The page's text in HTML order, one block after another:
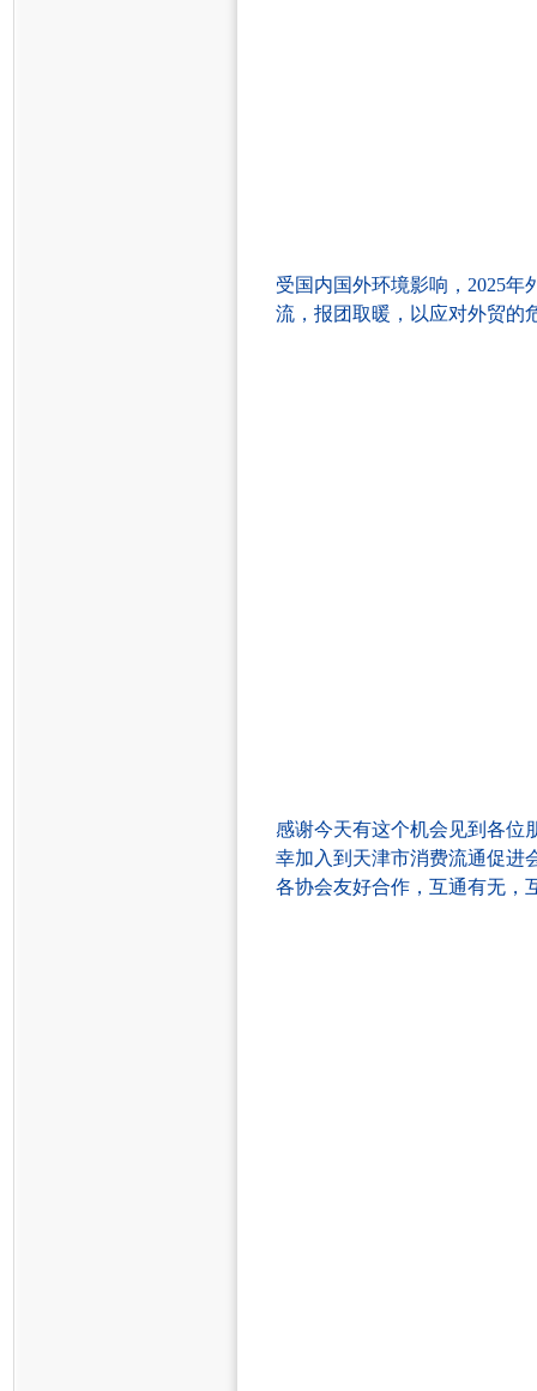
受国内国外环境影响 ， 2025年
流 ， 报团取暖 ， 以应对外贸的
感谢今天有这个机会见到各位
幸加入到天津市消费流通促进
各协会友好合作， 互通有无，